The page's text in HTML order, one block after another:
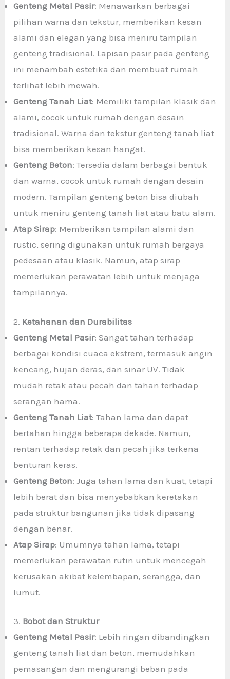
Genteng Metal Pasir: Menawarkan berbagai
pilihan warna dan tekstur, memberikan kesan
alami dan elegan yang bisa meniru tampilan
genteng tradisional. Lapisan pasir pada genteng
ini menambah estetika dan membuat rumah
terlihat lebih mewah.
Genteng Tanah Liat: Memiliki tampilan klasik dan
alami, cocok untuk rumah dengan desain
tradisional. Warna dan tekstur genteng tanah liat
bisa memberikan kesan hangat.
Genteng Beton: Tersedia dalam berbagai bentuk
dan warna, cocok untuk rumah dengan desain
modern. Tampilan genteng beton bisa diubah
untuk meniru genteng tanah liat atau batu alam.
Atap Sirap: Memberikan tampilan alami dan
rustic, sering digunakan untuk rumah bergaya
pedesaan atau klasik. Namun, atap sirap
memerlukan perawatan lebih untuk menjaga
tampilannya.
2. Ketahanan dan Durabilitas
Genteng Metal Pasir: Sangat tahan terhadap
berbagai kondisi cuaca ekstrem, termasuk angin
kencang, hujan deras, dan sinar UV. Tidak
mudah retak atau pecah dan tahan terhadap
serangan hama.
Genteng Tanah Liat: Tahan lama dan dapat
bertahan hingga beberapa dekade. Namun,
rentan terhadap retak dan pecah jika terkena
benturan keras.
Genteng Beton: Juga tahan lama dan kuat, tetapi
lebih berat dan bisa menyebabkan keretakan
pada struktur bangunan jika tidak dipasang
dengan benar.
Atap Sirap: Umumnya tahan lama, tetapi
memerlukan perawatan rutin untuk mencegah
kerusakan akibat kelembapan, serangga, dan
lumut.
3. Bobot dan Struktur
Genteng Metal Pasir: Lebih ringan dibandingkan
genteng tanah liat dan beton, memudahkan
pemasangan dan mengurangi beban pada